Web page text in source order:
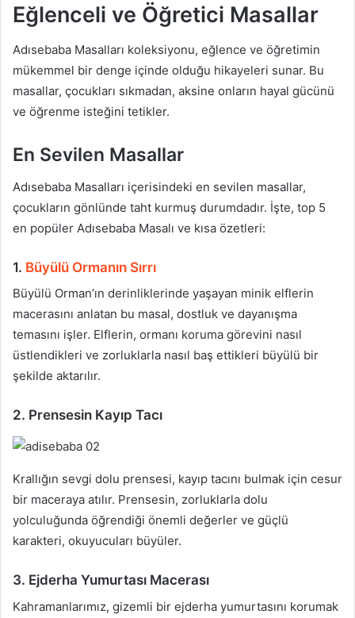
Eğlenceli ve Öğretici Masallar
Adısebaba Masalları koleksiyonu, eğlence ve öğretimin
mükemmel bir denge içinde olduğu hikayeleri sunar. Bu
masallar, çocukları sıkmadan, aksine onların hayal gücünü
ve öğrenme isteğini tetikler.
En Sevilen Masallar
Adısebaba Masalları içerisindeki en sevilen masallar,
çocukların gönlünde taht kurmuş durumdadır. İşte, top 5
en popüler Adısebaba Masalı ve kısa özetleri:
1. Büyülü Ormanın Sırrı
Büyülü Orman’ın derinliklerinde yaşayan minik elflerin
macerasını anlatan bu masal, dostluk ve dayanışma
temasını işler. Elflerin, ormanı koruma görevini nasıl
üstlendikleri ve zorluklarla nasıl baş ettikleri büyülü bir
şekilde aktarılır.
2. Prensesin Kayıp Tacı
Krallığın sevgi dolu prensesi, kayıp tacını bulmak için cesur
bir maceraya atılır. Prensesin, zorluklarla dolu
yolculuğunda öğrendiği önemli değerler ve güçlü
karakteri, okuyucuları büyüler.
3. Ejderha Yumurtası Macerası
Kahramanlarımız, gizemli bir ejderha yumurtasını korumak